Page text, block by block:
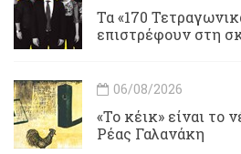
Τα «170
επιστρέφουν στη
06/08/2026
«Το κέικ» είναι το
Ρέας Γαλανάκη